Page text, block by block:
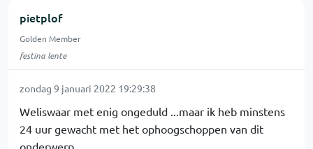
pietplof
Golden Member
festina lente
zondag 9 januari 2022 19:29:38
Weliswaar met enig ongeduld ...maar ik heb minstens
24 uur gewacht met het ophoogschoppen van dit
onderwerp.